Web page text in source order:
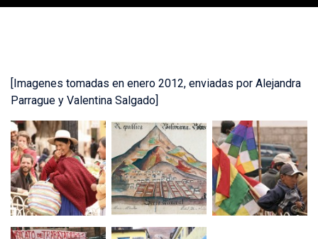
[Imagenes tomadas en enero 2012, enviadas por Alejandra
Parrague y Valentina Salgado]